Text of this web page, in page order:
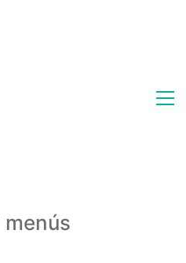
menús